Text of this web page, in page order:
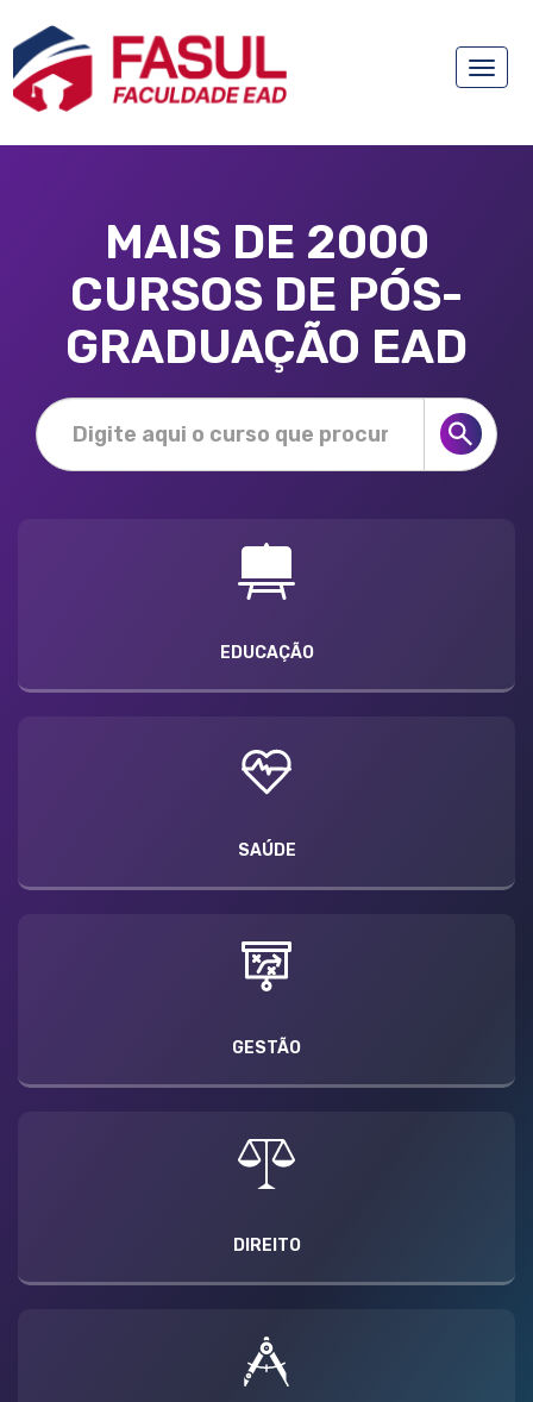
Toggle
MAIS DE 2000
CURSOS DE PÓS-
GRADUAÇÃO EAD
EDUCAÇÃO
SAÚDE
GESTÃO
DIREITO